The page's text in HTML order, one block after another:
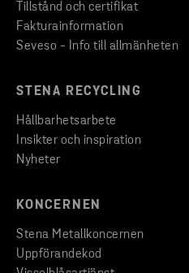
Tillstånd och certifikat
Fakturainformation
Seveso - Info till allmänheten
STENA RECYCLING
Hållbarhetsarbete
Insikter och inspiration
Nyheter
KONCERNEN
Stena Metallkoncernen
Uppförandekod